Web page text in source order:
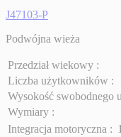
J47103-P
Podwójna wieża
Przedział wiekowy :
Liczba użytkowników :
Wysokość swobodnego
Wymiary :
Integracja motoryczna :